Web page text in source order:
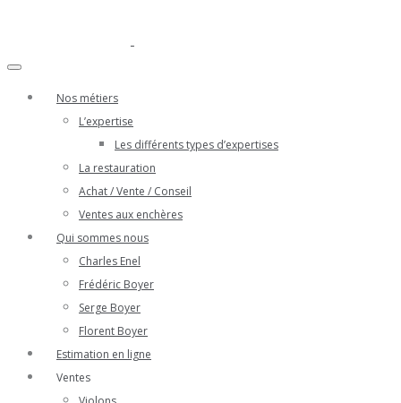
Nos métiers
L’expertise
Les différents types d’expertises
La restauration
Achat / Vente / Conseil
Ventes aux enchères
Qui sommes nous
Charles Enel
Frédéric Boyer
Serge Boyer
Florent Boyer
Estimation en ligne
Ventes